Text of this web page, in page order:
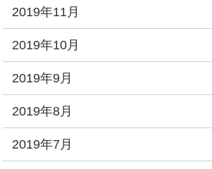
2019年11月
2019年10月
2019年9月
2019年8月
2019年7月